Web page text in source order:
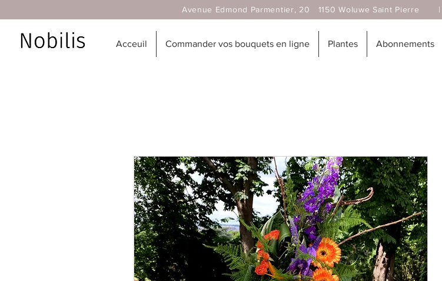
Avenue Edmond Parmentier, 20 1150 Woluwe Saint Pierre
Acceuil Commander vos bouquets en ligne Plantes Abonnements